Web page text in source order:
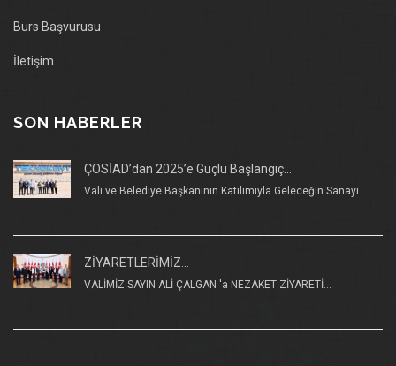
Burs Başvurusu
İletişim
SON HABERLER
ÇOSİAD’dan 2025’e Güçlü Başlangıç...
Vali ve Belediye Başkanının Katılımıyla Geleceğin Sanayi......
ZİYARETLERİMİZ...
VALİMİZ SAYIN ALİ ÇALGAN 'a NEZAKET ZİYARETİ...